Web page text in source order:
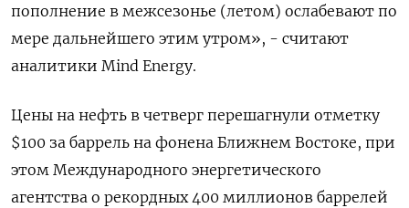
пополнение в межсезонье (летом) ослабевают ⁠по
мере дальнейшего этим утром», - считают
аналитики Mind Energy.
Цены на нефть в ‌четверг перешагнули отметку
$100 за баррель на фонена Ближнем ‌Востоке, при
этом Международного энергетического
агентства о рекордных 400 миллионов ​баррелей